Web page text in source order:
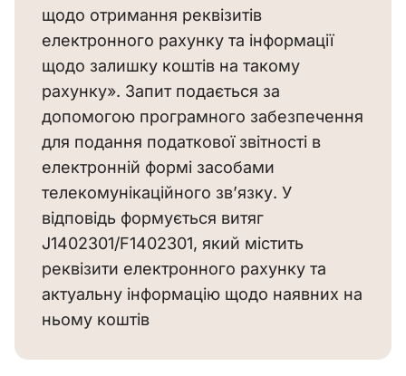
щодо отримання реквізитів
електронного рахунку та інформації
щодо залишку коштів на такому
рахунку». Запит подається за
допомогою програмного забезпечення
для подання податкової звітності в
електронній формі засобами
телекомунікаційного зв’язку. У
відповідь формується витяг
J1402301/F1402301, який містить
реквізити електронного рахунку та
актуальну інформацію щодо наявних на
ньому коштів